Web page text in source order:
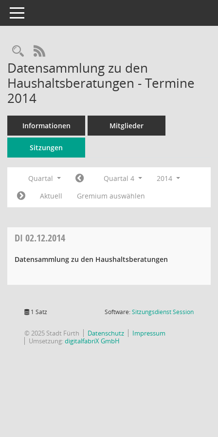
Toggle navigation
Rechercheauswahl
RSS-Feed
Datensammlung zu den
Haushaltsberatungen - Termine
2014
Informationen Mitglieder
Sitzungen
Quartal Quartal 4
2014
Aktuell
Gremium auswählen
DI 02.12.2014
Datensammlung zu den Haushaltsberatungen
1 Satz Software:SitzungsdienstSession(Wird in
© 2025 Stadt Fürth Datenschutz
Impressum
Umsetzung:digitalfabriX GmbH